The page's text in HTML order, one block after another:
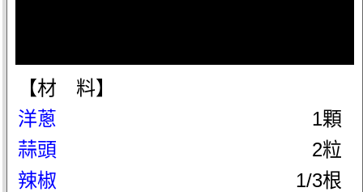
【材 料】
洋蔥
1顆
蒜頭
2粒
辣椒
1/3根